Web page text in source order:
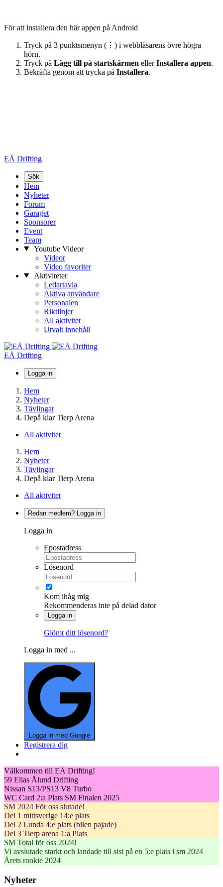
För att installera den här appen på Android
Tryck på 3 punktsmenyn (⋮) i webbläsarens övre högra
hörn.
Tryck på Lägg till på startskärmen ellerInstallera appen.
Bekräfta genom att trycka på Installera.
EÅ Drifting
Sök
Hem
Nyheter
Forum
Garaget
Sponsorer
Event
Team
Youtube Videor
Videor
Video favoriter
Aktiviteter
Ledartavla
Aktiva användare
Personalen
Riktlinjer
All aktivitet
Utvalt innehåll
EÅ Drifting
Logga in
Hem
Nyheter
Tävlingar
Depå klar Tierp Arena
All aktivitet
Hem
Nyheter
Tävlingar
Depå klar Tierp Arena
All aktivitet
Redan medlem? Logga in
Logga in
Epostadress
Lösenord
Kom ihåg mig
Rekommenderas inte på delad dator
Logga in
Glömt ditt lösenord?
Logga in med ...
Logga in med Google
Registrera dig
Välkommen till EÅ Drifting!
59 Elias Ålund Drifting
Nissan S13/PS13 V8 Turbo
WC Card 2:a Plats SM Finalen 2025
SM 2024 För oss slutade!
Del 1 mittsverige 14:e plats
Del 2 Lunda 4:e plats (bilen pajade)
Del 3 Tierp arena 1:a Plats
SM Total för oss 2024!
Vi avslutade starkt och landade till sist på en 5:e plats i sm 2024
Årets rookie 2024
Nyheter